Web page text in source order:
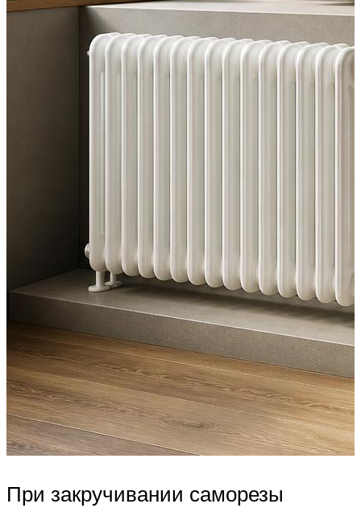
При закручивании саморезы